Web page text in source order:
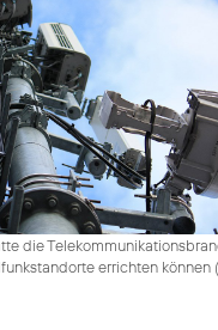
die
errichten können (